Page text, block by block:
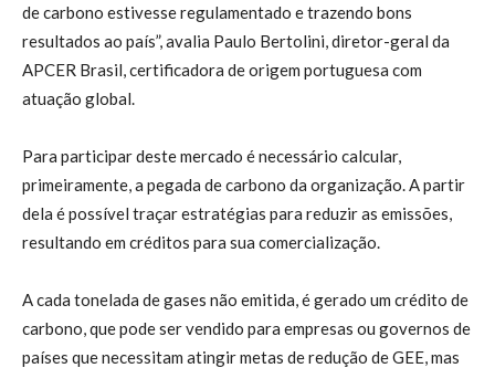
de carbono estivesse regulamentado e trazendo bons
resultados ao país”, avalia Paulo Bertolini, diretor-geral da
APCER Brasil, certificadora de origem portuguesa com
atuação global.
Para participar deste mercado é necessário calcular,
primeiramente, a pegada de carbono da organização. A partir
dela é possível traçar estratégias para reduzir as emissões,
resultando em créditos para sua comercialização.
A cada tonelada de gases não emitida, é gerado um crédito de
carbono, que pode ser vendido para empresas ou governos de
países que necessitam atingir metas de redução de GEE, mas